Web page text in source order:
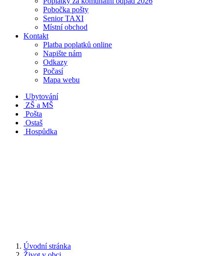
Pobočka pošty
Senior TAXI
Místní obchod
Kontakt
Platba poplatků online
Napište nám
Odkazy
Počasí
Mapa webu
Ubytování
ZŠ a MŠ
Pošta
Ostaš
Hospůdka
Úvodní stránka